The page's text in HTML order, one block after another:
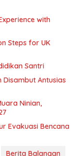
with
Steps for UK
Santri
Disambut Antusias
Ninian,
Evakuasi Bencana
Berita Balangan